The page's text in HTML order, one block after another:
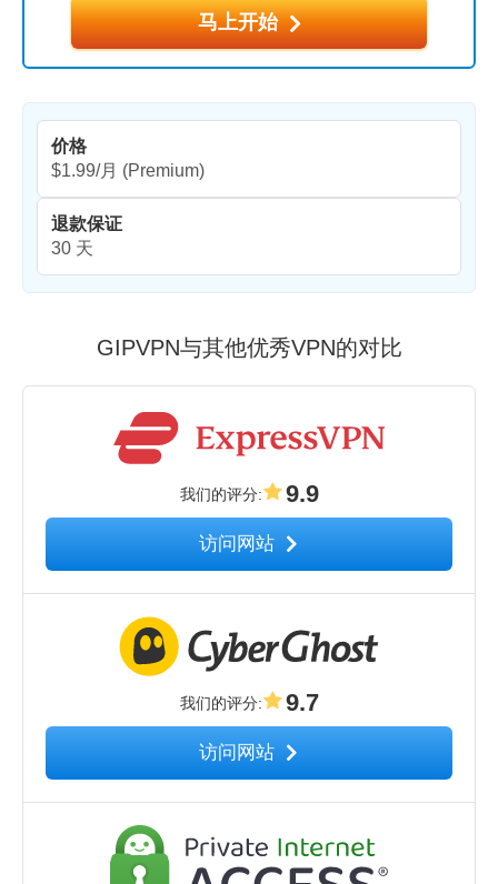
马上开始
价格
$1.99/月 (Premium)
退款保证
30 天
GIPVPN与其他优秀VPN的对比
我们的评分: 9.9
访问网站
我们的评分: 9.7
访问网站